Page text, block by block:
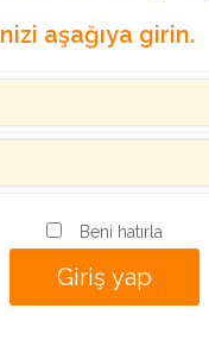
aşağıya girin.
Beni hatırla